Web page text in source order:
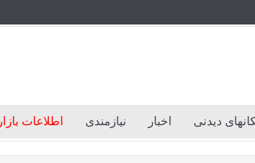
اطلاعات بازار نیازمندی اخبار دیدنی